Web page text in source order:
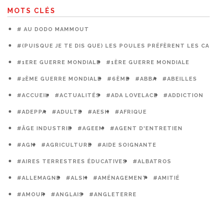
MOTS CLÉS
# AU DODO MAMMOUT
#(PUISQUE JE TE DIS QUE) LES POULES PRÉFÈRENT LES
#1ERE GUERRE MONDIALE #1ÈRE GUERRE MONDIALE
#2ÈME GUERRE MONDIALE #6ÈME #ABBA #ABEILLES
#ACCUEIL #ACTUALITÉS #ADA LOVELACE #ADDICTION
#ADEPPA #ADULTE #AESH #AFRIQUE
#ÂGE INDUSTRIE #AGEEM #AGENT D'ENTRETIEN
#AGN #AGRICULTURE #AIDE SOIGNANTE
#AIRES TERRESTRES ÉDUCATIVES #ALBATROS
#ALLEMAGNE #ALSH #AMÉNAGEMENT #AMITIÉ
#AMOUR #ANGLAIS #ANGLETERRE